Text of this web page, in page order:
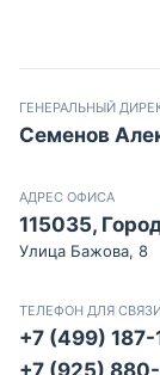
ГЕНЕРАЛЬНЫЙ
Семенов
АДРЕС ОФИСА
115035,
Улица Бажова, 8
ТЕЛЕФОН ДЛЯ
+7 (499) 187-
+7 (925)